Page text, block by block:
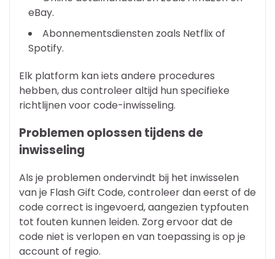
eBay.
Abonnementsdiensten zoals Netflix of
Spotify.
Elk platform kan iets andere procedures
hebben, dus controleer altijd hun specifieke
richtlijnen voor code-inwisseling.
Problemen oplossen tijdens de
inwisseling
Als je problemen ondervindt bij het inwisselen
van je Flash Gift Code, controleer dan eerst of de
code correct is ingevoerd, aangezien typfouten
tot fouten kunnen leiden. Zorg ervoor dat de
code niet is verlopen en van toepassing is op je
account of regio.